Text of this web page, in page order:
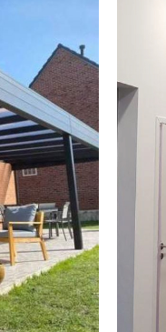
design